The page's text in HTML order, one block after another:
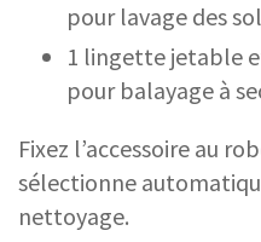
pour lavage des
1 lingette jetable
pour balayage à
Fixez l’accessoire au
sélectionne
nettoyage.